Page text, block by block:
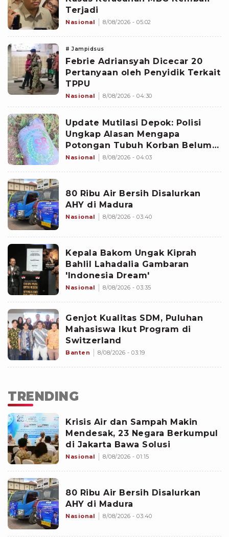
Terjadi
Nasional 8/08/2026 - 05:02
# Jampidsus
Febrie Adriansyah Dicecar 20
Pertanyaan oleh Penyidik Terkait
TPPU
Nasional 8/08/2026 - 04:30
Update Mutilasi Depok: Polisi
Ungkap Alasan Mengapa
Potongan Tubuh Korban Belum
Juga Ditemukan
Nasional 8/08/2026 - 04:03
80 Ribu Air Bersih Disalurkan
AHY di Madura
Nasional 8/08/2026 - 03:40
Kepala Bakom Ungak Kiprah
Bahlil Lahadalia Gambaran
'Indonesia Dream'
Nasional 8/08/2026 - 03:35
Genjot Kualitas SDM, Puluhan
Mahasiswa Ikut Program di
Switzerland
Banten 8/08/2026 - 03:19
TRENDING
Krisis Air dan Sampah Makin
Mendesak, 23 Negara Berkumpul
di Jakarta Bawa Solusi
Nasional 8/08/2026 - 01:15
80 Ribu Air Bersih Disalurkan
AHY di Madura
Nasional 8/08/2026 - 03:40